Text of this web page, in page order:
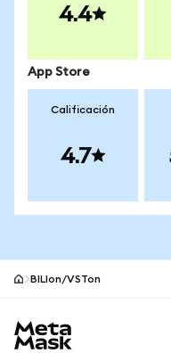
4.4
App Store
Calificación
4.7
BILIon/VSTon